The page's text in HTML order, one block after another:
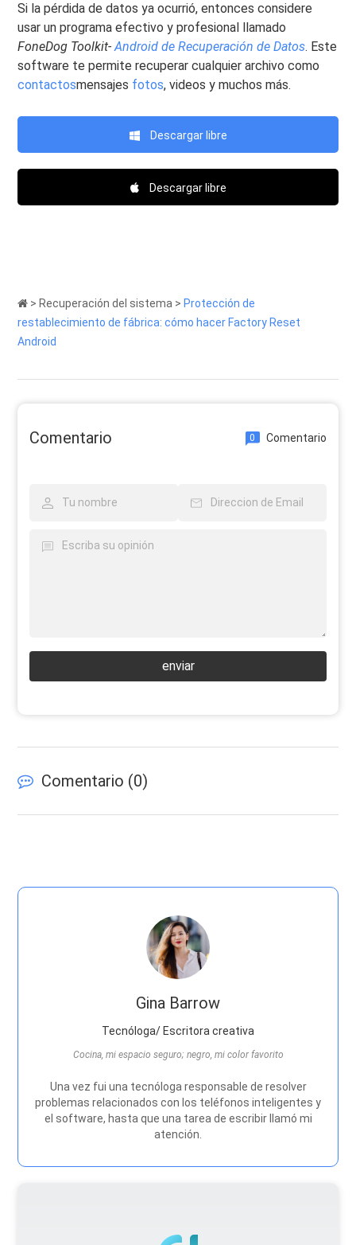
Si la pérdida de datos ya ocurrió, entonces considere
usar un programa efectivo y profesional llamado
FoneDog Toolkit-Android de Recuperación de Datos. Este
software te permite recuperar cualquier archivo como
contactosmensajes fotos, videos y muchos más.
Descargar libre
Descargar libre
> Recuperación del sistema > Protección de
restablecimiento de fábrica: cómo hacer Factory Reset
Android
Comentario 0 Comentario
enviar
Comentario (0)
Gina Barrow
Tecnóloga/ Escritora creativa
Cocina, mi espacio seguro; negro, mi color favorito
Una vez fui una tecnóloga responsable de resolver
problemas relacionados con los teléfonos inteligentes y
el software, hasta que una tarea de escribir llamó mi
atención.